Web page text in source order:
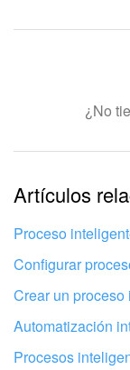
No es lo que
Texto
La
La
información
No me gusta
¿No
Artículos
Proceso
Configurar
Crear un
Automatización
Procesos